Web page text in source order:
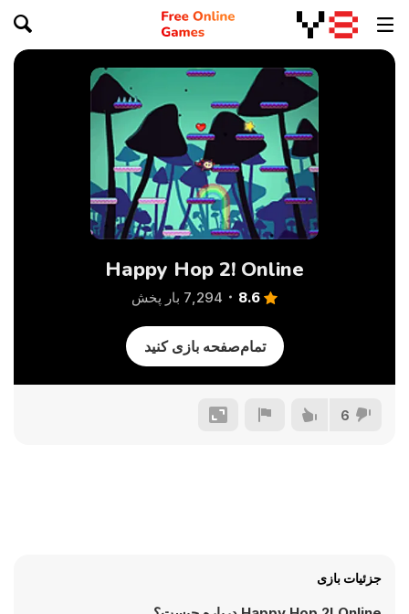
Happy Hop 2! Online
8.6 7,294 بار پخش
تمام‌صفحه بازی کنید
6
جزئیات بازی